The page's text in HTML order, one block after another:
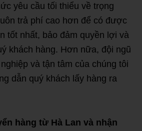
yêu cầu tối thiểu về trọng
trả phí cao hơn để có được
tốt nhất, bảo đảm quyền lợi và
khách hàng. Hơn nữa, đội ngũ
và tận tâm của chúng tôi
dẫn quý khách lấy hàng ra
hàng từ Hà Lan và nhận